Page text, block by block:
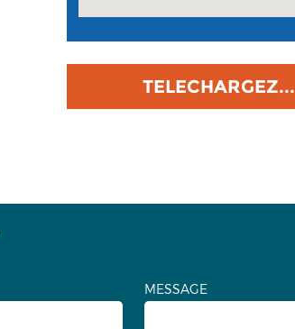
TELECHARGEZ...
MESSAGE